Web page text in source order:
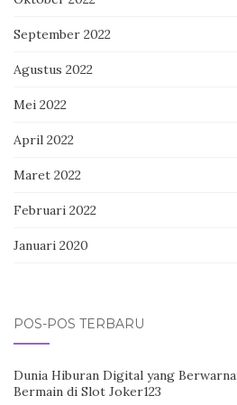
September 2022
Agustus 2022
Mei 2022
April 2022
Maret 2022
Februari 2022
Januari 2020
POS-POS TERBARU
Dunia Hiburan Digital yang
Bermain di Slot Joker123